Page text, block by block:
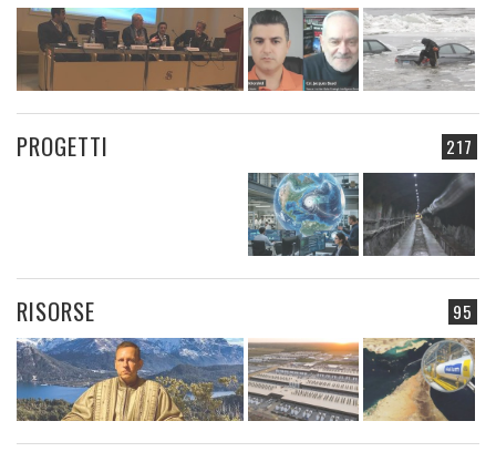
217
PROGETTI
95
RISORSE